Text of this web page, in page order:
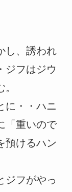
し、誘われ
ジフはジウ
に・・ハニ
「重いので
預けるハン
ジフがやっ